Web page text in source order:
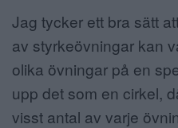
Jag tycker ett bra sätt
av styrkeövningar kan
olika övningar på en
upp det som en cirkel,
visst antal av varje